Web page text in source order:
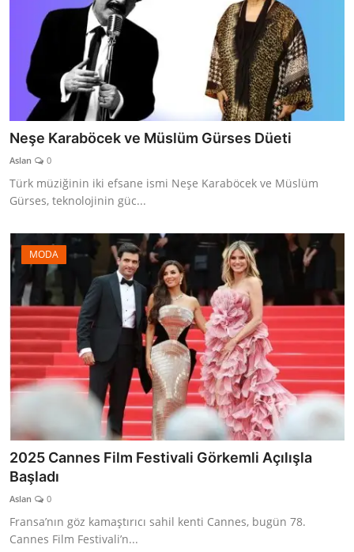
Neşe Karaböcek ve Müslüm Gürses Düeti
Aslan 0
Türk müziğinin iki efsane ismi Neşe Karaböcek ve Müslüm
Gürses, teknolojinin güc...
MODA
2025 Cannes Film Festivali Görkemli Açılışla
Başladı
Aslan 0
Fransa’nın göz kamaştırıcı sahil kenti Cannes, bugün 78.
Cannes Film Festivali’n...